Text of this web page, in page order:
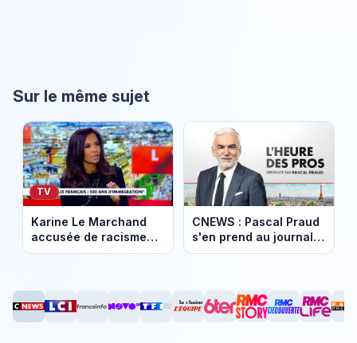
Sur le même sujet
TV
Karine Le Marchand
accusée de racisme
après une séquence
CNEWS : Pascal Praud
s'en prend au journal
Le Monde suite à
Bolloré